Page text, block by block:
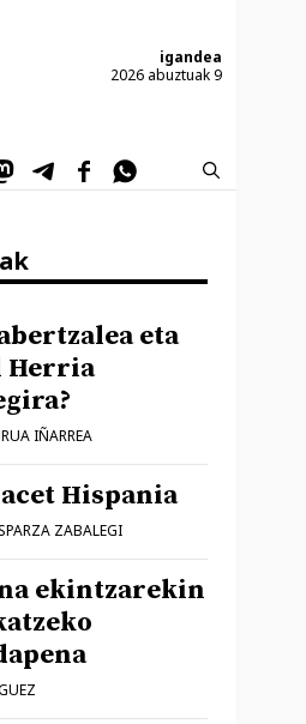
igandea
2026 abuztuak 9
eta
Herria
IÑARREA
Hispania
ZABALEGI
ekintzarekin